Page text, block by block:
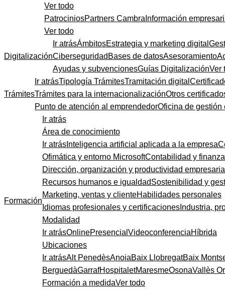
Ver todo
PatrociniosPartners Cambra Información
Ver todo
Digitalización
Ir atrásÁmbitosEstrategia y marketing digital
Ciberseguridad Bases de datosAsesoramiento
Ayudas y subvencionesGuías DigitalizaciónVer
Trámites
Ir atrásTipología TrámitesTramitación digital
Trámites para la internacionalizaciónOtros
Punto de atención al emprendedorOficina de gestión
Formación
Ir atrás
Área de conocimiento
Ir atrás Inteligencia artificial aplicada a la empresa
Ofimática y entorno MicrosoftContabilidad y
Dirección, organización y productividad
Recursos humanos e igualdadSostenibilidad y
Marketing, ventas y clienteHabilidades personales
Idiomas profesionales y certificaciones Industria,
Modalidad
Ir atrásOnlinePresencial VideoconferenciaHíbrida
Ubicaciones
Ir atrásAlt PenedèsAnoiaBaix LlobregatBaix
BerguedàGarrafHospitaletMaresmeOsonaVallès
Formación a medidaVer todo